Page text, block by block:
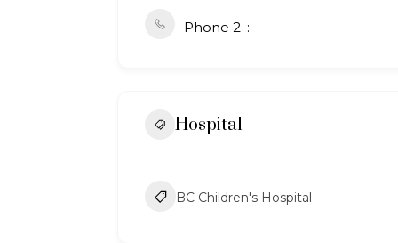
Phone 2 -
Hospital
BC Children's Hospital